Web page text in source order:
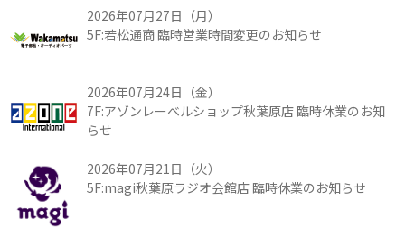
2026年07月27日（月）
5F:若松通商 臨時営業時間変更のお知らせ
2026年07月24日（金）
7F:アゾンレーベルショップ秋葉原店 臨時休業のお知
らせ
2026年07月21日（火）
5F:magi秋葉原ラジオ会館店 臨時休業のお知らせ